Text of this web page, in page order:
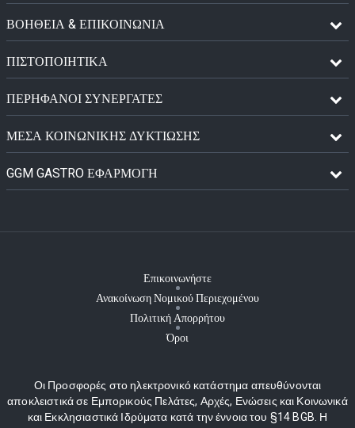
ΒΟΗΘΕΙΑ & ΕΠΙΚΟΙΝΩΝΙΑ
ΠΙΣΤΟΠΟΙΗΤΙΚΆ
ΠΕΡΉΦΑΝΟΙ ΣΥΝΕΡΓΆΤΕΣ
ΜΈΣΑ ΚΟΙΝΩΝΙΚΉΣ ΔΥΚΤΊΩΣΗΣ
GGM GASTRO ΕΦΑΡΜΟΓΉ
Επικοινωνήστε
Ανακοίνωση Νομικού Περιεχομένου
Πολιτική Απορρήτου
Όροι
Οι Προσφορές στο ηλεκτρονικό κατάστημα απευθύνονται
αποκλειστικά σε Εμπορικούς Πελάτες, Αρχές, Ενώσεις και Κοινωνικά
και Εκκλησιαστικά Ιδρύματα κατά την έννοια του §14 BGB. Η